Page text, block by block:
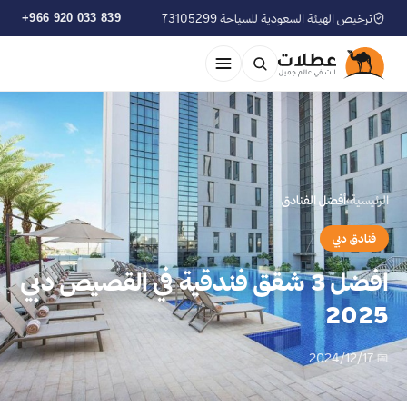
ترخيص الهيئة السعودية للسياحة 73105299 +966 920 033 839
الرئيسية›أفضل الفنادق
فنادق دبي
افضل 3 شقق فندقية في القصيص دبي
2025
📅 2024/12/17